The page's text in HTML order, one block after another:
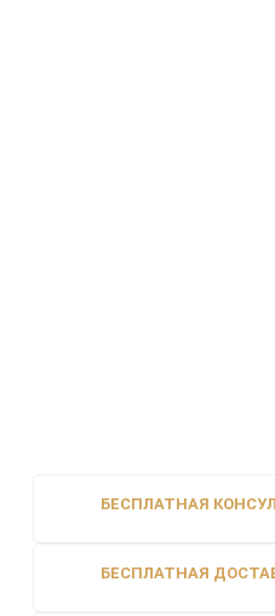
БЕСПЛАТНАЯ
БЕСПЛАТНАЯ